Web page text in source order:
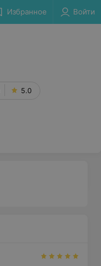
Избранное Войти
Сообщить об ошибке
5.0